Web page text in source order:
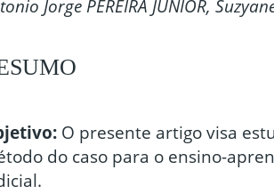
Jorge PEREIRA JUNIOR,
O presente artigo visa
do caso para o ensino-